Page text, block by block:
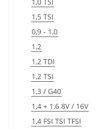
1,5 TSI
0,9 - 1,0
1,2
1,2 TDI
1,2 TSI
1,3 / G40
1,4 + 1,6 8V / 16V
1,4 FSI TSI TFSI